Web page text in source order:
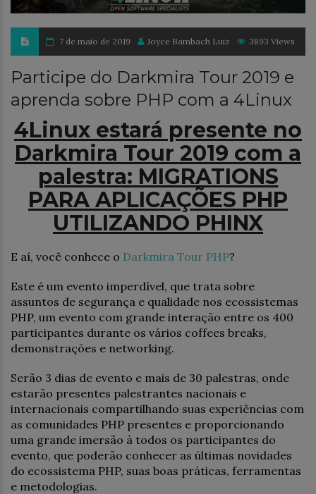
7 de maio de 2019 Joyce Bambach Luiz 3893 Views
Participe do Darkmira Tour 2019 e
aprenda sobre PHP com a 4Linux
4Linux estará presente no
Darkmira Tour 2019 com a
palestra: MIGRATIONS
PARA APLICAÇÕES PHP
UTILIZANDO PHINX
E aí, você conhece o Darkmira Tour PHP?
Este é um evento imperdível, que trata sobre
assuntos de segurança e qualidade nos ecossistemas
PHP, um evento com grande interação entre os 400
participantes durante os vários coffees breaks,
demonstrações e networking.
Serão 3 dias de evento e mais de 30 palestras, onde
estarão presentes palestrantes nacionais e
internacionais compartilhando suas experiências com
as comunidades PHP presentes e proporcionando
uma grande imersão à todos os participantes do
evento, que poderão conhecer as últimas novidades
do ecossistema PHP, suas boas práticas, ferramentas
e metodologias.